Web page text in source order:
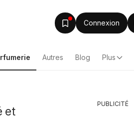
Connexion
Autres Blog Plus
et
PUBLICITÉ